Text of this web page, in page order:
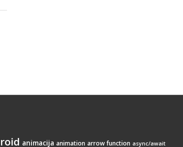
animacija animation arrow function async/await